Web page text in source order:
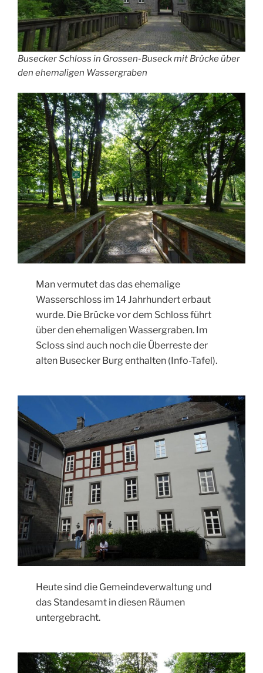
Busecker Schloss in Grossen-Buseck mit Brücke über
den ehemaligen Wassergraben
Man vermutet das das ehemalige
Wasserschloss im 14 Jahrhundert erbaut
wurde. Die Brücke vor dem Schloss führt
über den ehemaligen Wassergraben. Im
Scloss sind auch noch die Überreste der
alten Busecker Burg enthalten (Info-Tafel).
Heute sind die Gemeindeverwaltung und
das Standesamt in diesen Räumen
untergebracht.